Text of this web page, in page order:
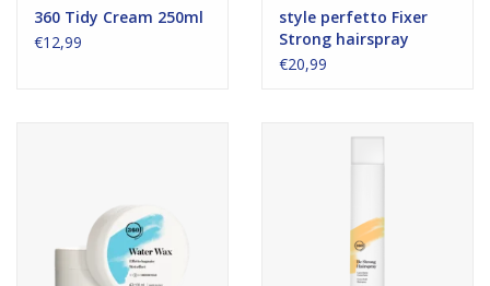
360 Tidy Cream 250ml
€12,99
style perfetto Fixer
Strong hairspray
400ml
€20,99